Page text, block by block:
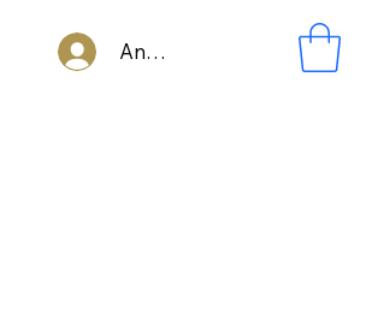
Anmelden